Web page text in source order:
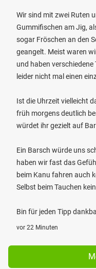
Wir sind mit zwei Ruten
Gummifischen am Jig,
sogar Fröschen an den
geangelt. Meist waren
und haben
leider nicht mal einen
Ist die Uhrzeit vielleicht
früh morgens deutlich
würdet ihr gezielt auf
Ein Barsch würde uns
haben wir fast das
beim Kanu fahren auch
Selbst beim Tauchen
Bin für jeden Tipp
vor 22 Minuten